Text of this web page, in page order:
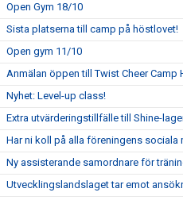
Open Gym 18/10
Sista platserna till camp på höstlovet!
Open gym 11/10
Anmälan öppen till Twist Cheer Camp
Nyhet: Level-up class!
Extra utvärderingstillfälle till Shine-
Har ni koll på alla föreningens sociala
Ny assisterande samordnare för
Utvecklingslandslaget tar emot